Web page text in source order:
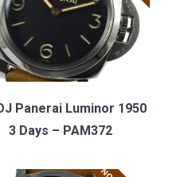
Panerai Luminor 1950
3 Days – PAM372